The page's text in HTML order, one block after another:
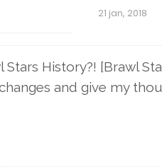
21 jan, 2018
History?! [Brawl
and give my